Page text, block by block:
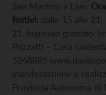
San Martino a Livo.
festivi: dalle 15 alle 21;
21. Ingresso gratuito.
Pozzatti – Casa
5268885
manifestazione è
Provincia Autonoma di